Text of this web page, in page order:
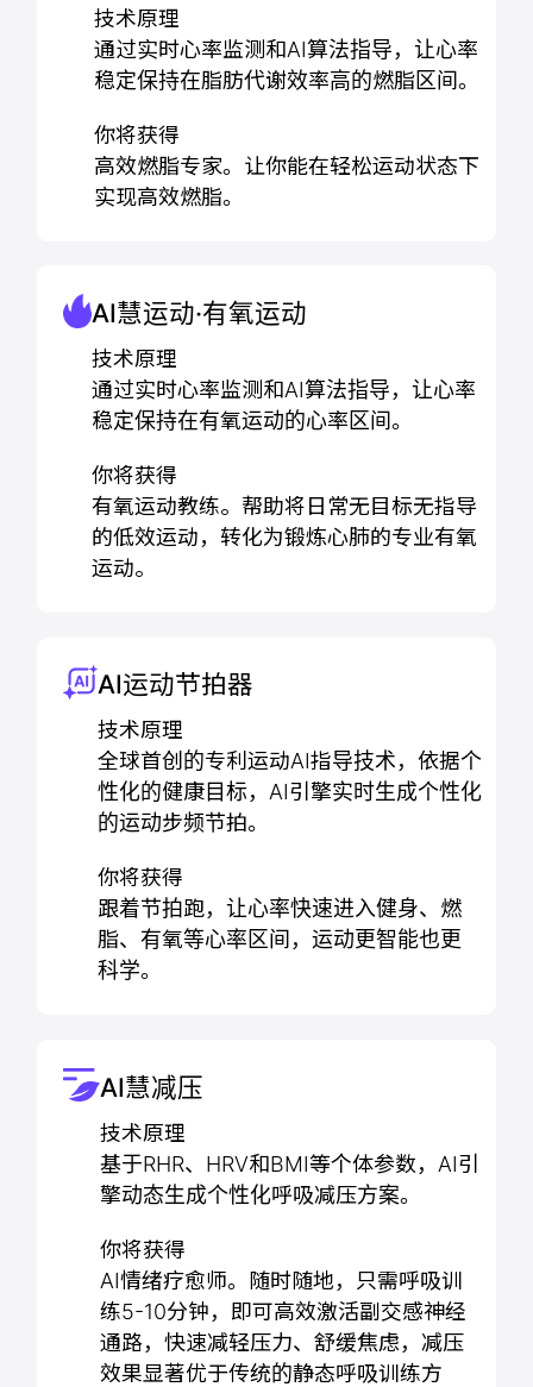
技术原理
通过实时心率监测和AI算法指导，让心率
稳定保持在脂肪代谢效率高的燃脂区间。
你将获得
高效燃脂专家。让你能在轻松运动状态下
实现高效燃脂。
AI慧运动·有氧运动
技术原理
通过实时心率监测和AI算法指导，让心率
稳定保持在有氧运动的心率区间。
你将获得
有氧运动教练。帮助将日常无目标无指导
的低效运动，转化为锻炼心肺的专业有氧
运动。
AI运动节拍器
技术原理
全球首创的专利运动AI指导技术，依据个
性化的健康目标，AI引擎实时生成个性化
的运动步频节拍。
你将获得
跟着节拍跑，让心率快速进入健身、燃
脂、有氧等心率区间，运动更智能也更
科学。
AI慧减压
技术原理
基于RHR、HRV和BMI等个体参数，AI引
擎动态生成个性化呼吸减压方案。
你将获得
AI情绪疗愈师。随时随地，只需呼吸训
练5-10分钟，即可高效激活副交感神经
通路，快速减轻压力、舒缓焦虑，减压
效果显著优于传统的静态呼吸训练方